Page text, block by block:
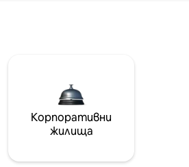
Корпоративни
жилища